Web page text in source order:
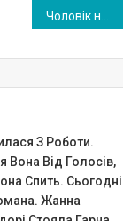
З Роботи.
Вона Від Голосів,
Спить. Сьогодні
Жанна